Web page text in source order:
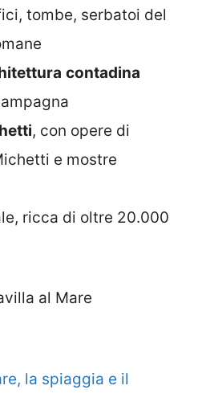
tombe, serbatoi del
contadina
, con opere di
e mostre
ricca di oltre 20.000
al Mare